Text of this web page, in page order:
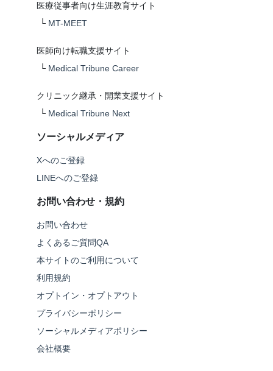
医療従事者向け生涯教育サイト
└ MT-MEET
医師向け転職支援サイト
└ Medical Tribune Career
クリニック継承・開業支援サイト
└ Medical Tribune Next
ソーシャルメディア
Xへのご登録
LINEへのご登録
お問い合わせ・規約
お問い合わせ
よくあるご質問QA
本サイトのご利用について
利用規約
オプトイン・オプトアウト
プライバシーポリシー
ソーシャルメディアポリシー
会社概要